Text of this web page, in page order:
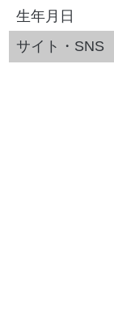
生年月日
サイト・SNS